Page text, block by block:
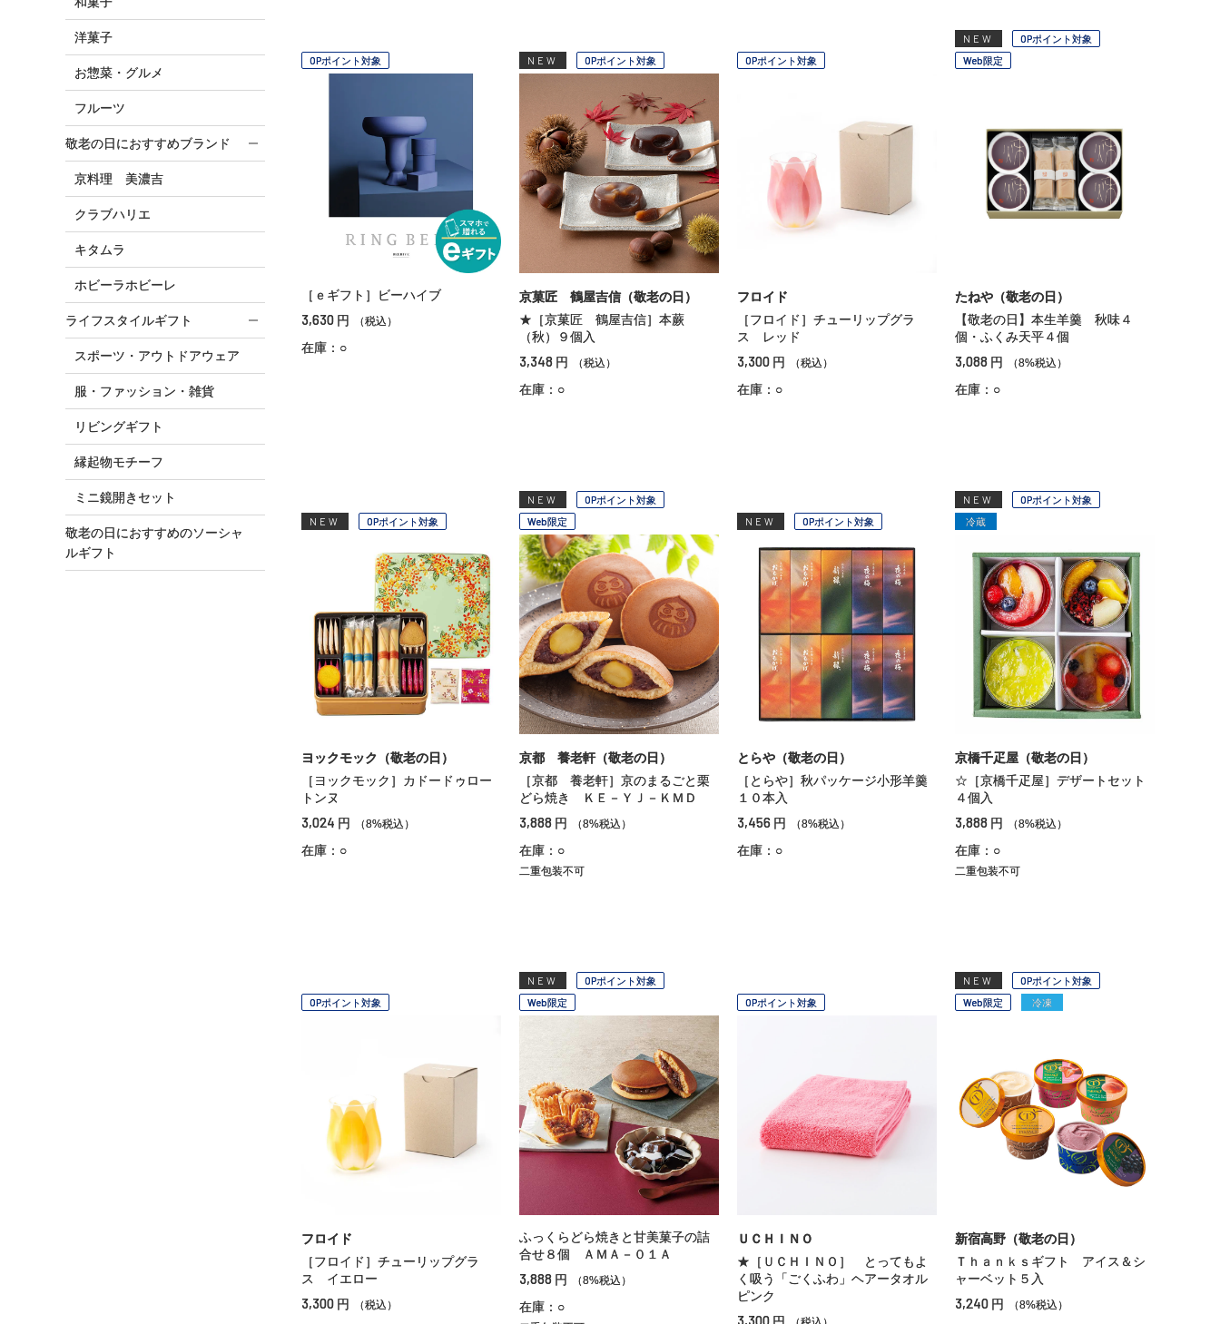
洋菓子
お惣菜・グルメ
フルーツ
敬老の日におすすめブランド
京料理 美濃吉
クラブハリエ
キタムラ
ホビーラホビーレ
ライフスタイルギフト
スポーツ・アウトドアウェア
服・ファッション・雑貨
リビングギフト
縁起物モチーフ
ミニ鏡開きセット
敬老の日におすすめのソーシャ
ルギフト
OPポイント対象
［ｅギフト］ビーハイブ
3,630 円 （税込）
在庫：○
NEW OPポイント対象
京菓匠 鶴屋吉信（敬老の日）
★［京菓匠 鶴屋吉信］本蕨
（秋）９個入
3,348 円 （税込）
在庫：○
OPポイント対象
フロイド
［フロイド］チューリップグラ
ス レッド
3,300 円 （税込）
在庫：○
NEW
OPポイント対象
Web限定
たねや（敬老の日）
【敬老の日】本生羊羹 秋味４
個・ふくみ天平４個
3,088 円 （8%税込）
在庫：○
NEW OPポイント対象
ヨックモック（敬老の日）
［ヨックモック］カドードゥロー
トンヌ
3,024 円 （8%税込）
在庫：○
NEW
OPポイント対象
Web限定
京都 養老軒（敬老の日）
［京都 養老軒］京のまるごと栗
どら焼き ＫＥ－ＹＪ－ＫＭＤ
3,888 円 （8%税込）
在庫：○
二重包装不可
NEW OPポイント対象
とらや（敬老の日）
［とらや］秋パッケージ小形羊羹
１０本入
3,456 円 （8%税込）
在庫：○
NEW
OPポイント対象
冷蔵
京橋千疋屋（敬老の日）
☆［京橋千疋屋］デザートセット
４個入
3,888 円 （8%税込）
在庫：○
二重包装不可
OPポイント対象
フロイド
［フロイド］チューリップグラ
ス イエロー
3,300 円 （税込）
NEW
OPポイント対象
Web限定
ふっくらどら焼きと甘美菓子の詰
合せ８個 ＡＭＡ－０１Ａ
3,888 円 （8%税込）
在庫：○
OPポイント対象
ＵＣＨＩＮＯ
★［ＵＣＨＩＮＯ］ とってもよ
く吸う「ごくふわ」ヘアータオル
ピンク
3,300 円
NEW
OPポイント対象
Web限定
冷凍
新宿高野（敬老の日）
Ｔｈａｎｋｓギフト アイス＆シ
ャーベット５入
3,240 円 （8%税込）